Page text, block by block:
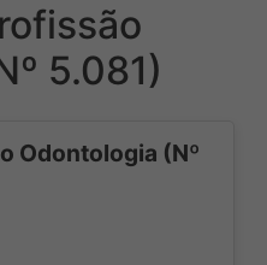
5.081)
Odontologia (Nº